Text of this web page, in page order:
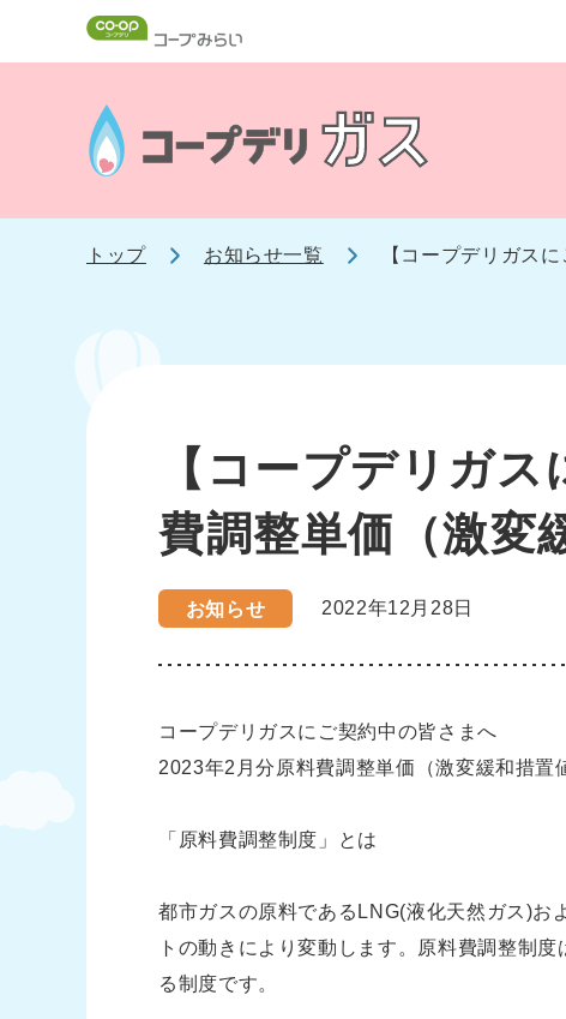
トップ お知らせ一覧 【コープデリガス
【コープデリガ
費調整単価（激変
お知らせ 2022年12月28日
コープデリガスにご契約中の皆さまへ
2023年2月分原料費調整単価（激変緩和措置
「原料費調整制度」とは
都市ガスの原料であるLNG(液化天然ガス)お
トの動きにより変動します。原料費調整制
る制度です。